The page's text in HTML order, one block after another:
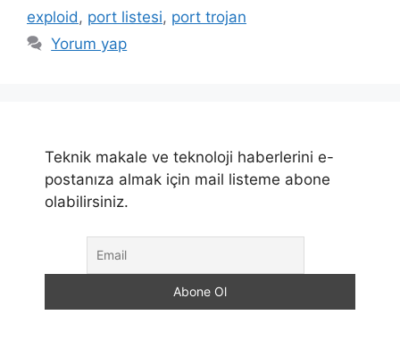
exploid, port listesi, port trojan
Yorum yap
Teknik makale ve teknoloji haberlerini e-
postanıza almak için mail listeme abone
olabilirsiniz.